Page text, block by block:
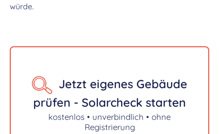
würde.
Jetzt eigenes Gebäude
prüfen - Solarcheck starten
kostenlos • unverbindlich • ohne
Registrierung